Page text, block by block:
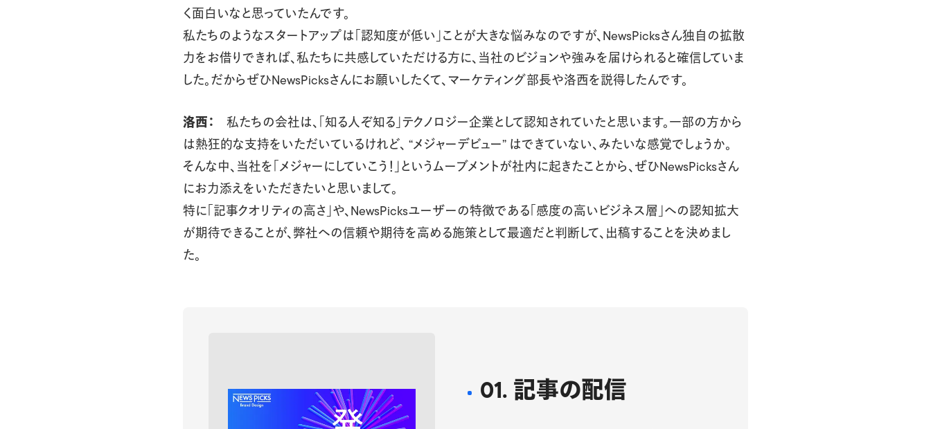
く面白いなと思っていたんです。
私たちのようなスタートアップは「認知度が低い」ことが大きな悩みなのですが、NewsPicksさん独自の拡散
力をお借りできれば、私たちに共感していただける方に、当社のビジョンや強みを届けられると確信していま
した。だからぜひNewsPicksさんにお願いしたくて、マーケティング部長や洛西を説得したんです。
洛西：
私たちの会社は、「知る人ぞ知る」テクノロジー企業として認知されていたと思います。一部の方から
は熱狂的な支持をいただいているけれど、 “メジャーデビュー” はできていない、みたいな感覚でしょうか。
そんな中、当社を「メジャーにしていこう！」というムーブメントが社内に起きたことから、ぜひNewsPicksさん
にお力添えをいただきたいと思いまして。
特に「記事クオリティの高さ」や、NewsPicksユーザーの特徴である「感度の高いビジネス層」への認知拡大
が期待できることが、弊社への信頼や期待を高める施策として最適だと判断して、出稿することを決めまし
た。
01. 記事の配信